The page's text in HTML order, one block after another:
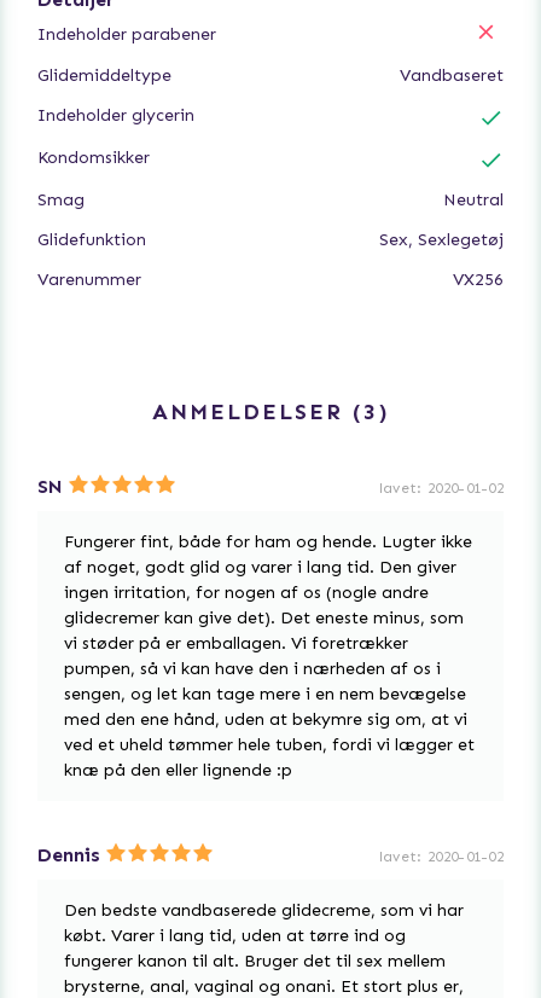
Indeholder parabener
Glidemiddeltype
Vandbaseret
Indeholder glycerin
Kondomsikker
Smag
Neutral
Glidefunktion
Sex, Sexlegetøj
Varenummer
VX256
ANMELDELSER 3
SN lavet: 2020-01-02
Fungerer fint, både for ham og hende. Lugter ikke
af noget, godt glid og varer i lang tid. Den giver
ingen irritation, for nogen af os (nogle andre
glidecremer kan give det). Det eneste minus, som
vi støder på er emballagen. Vi foretrækker
pumpen, så vi kan have den i nærheden af os i
sengen, og let kan tage mere i en nem bevægelse
med den ene hånd, uden at bekymre sig om, at vi
ved et uheld tømmer hele tuben, fordi vi lægger et
knæ på den eller lignende :p
Dennis lavet: 2020-01-02
Den bedste vandbaserede glidecreme, som vi har
købt. Varer i lang tid, uden at tørre ind og
fungerer kanon til alt. Bruger det til sex mellem
brysterne, anal, vaginal og onani. Et stort plus er,